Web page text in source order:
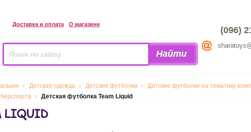
Доставка и оплата О магазине
(096)
Детская одежда Детские футболки
Детские футболки на тематику
Детская футболка Team Liquid
LIQUID